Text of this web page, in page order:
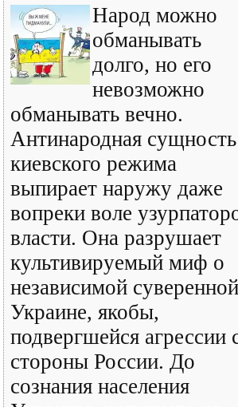
Народ можно
обманывать
долго, но его
невозможно
обманывать вечно.
Антинародная сущность
киевского режима
выпирает наружу даже
вопреки воле
власти. Она разрушает
культивируемый миф о
независимой суверенной
Украине, якобы,
подвергшейся агрессии
стороны России. До
сознания населения